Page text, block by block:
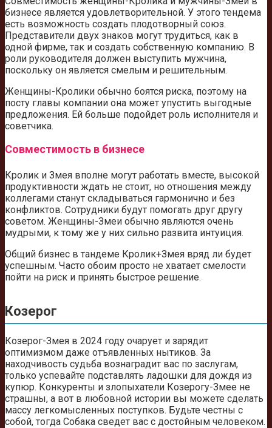
бизнесе является удовлетворительной. У этого тендема
есть возможность создать плодотворный союз.
Представители двух знаков могут трудиться, как в
одной фирме, так и создать собственную компанию. В
роли руководителя должен выступить мужчина,
поскольку он является смелым и решительным.
Женщины-Кролики обычно боятся риска, поэтому на
посту главы компании она может упустить выгодные
предложения. Ей больше подойдет роль исполнителя и
советчика.
Совместимость в бизнесе
Кролик и Змея вполне могут работать вместе, высокой
продуктивности ждать не стоит, но отношения между
коллегами станут складываться гармонично и без
конфликтов. Сотрудники будут помогать друг другу
советом. Женщины-Змеи обычно являются очень
мудрыми, к тому же у них сильно развита интуиция.
Общий бизнес в тандеме Кролик+Змея вряд ли будет
успешным. Часто обоим просто не хватает смелости
пойти на риск и принять быстрое решение.
Козерог
Козерог-Змея в 2024 году очарует и зарядит
оптимизмом даже отъявленных нытиков. За
находчивость судьба вознаградит вас по заслугам,
только успевайте подставлять ладошки для дождя из
купюр. Конкуренты и злопыхатели Козерогу-Змее не
страшны, а вот в любовной истории вы можете сделать
массу легкомысленных поступков. Будьте честны с
собой, тогда Собака сведет вас с достойным человеком.